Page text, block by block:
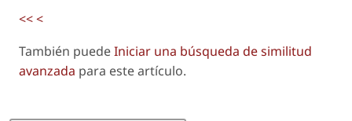
<<<
También puedeIniciar una búsqueda de similitud
avanzada para este artículo.